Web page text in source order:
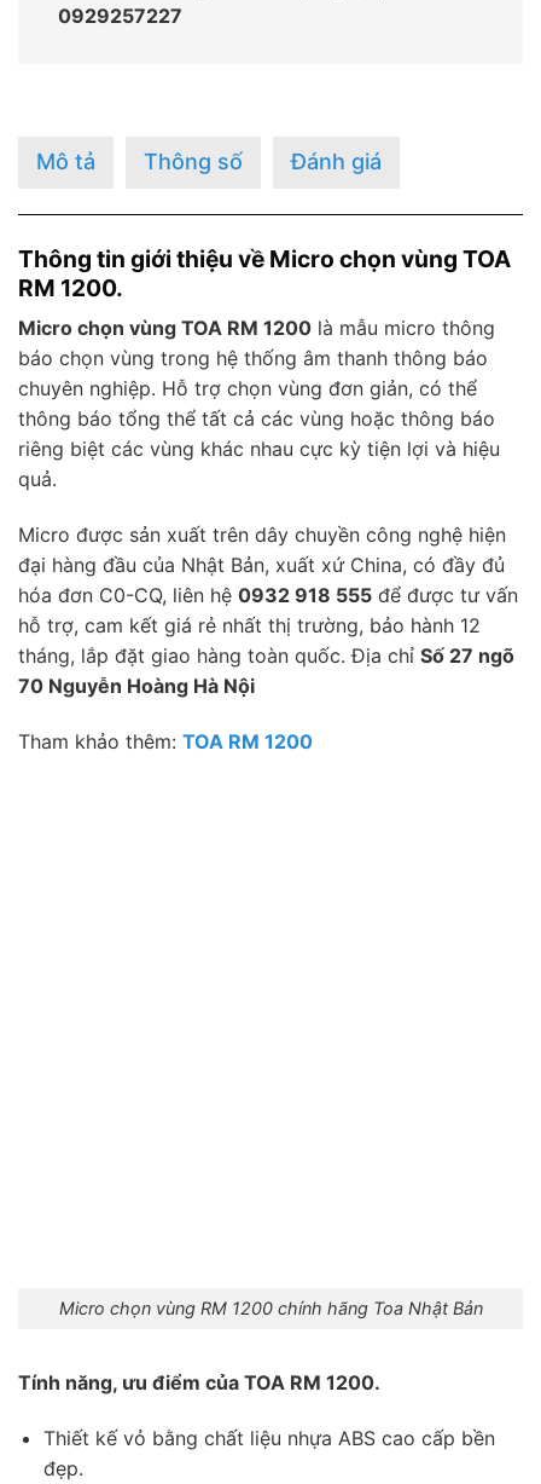
0929257227
Mô tả Thông số Đánh giá
Thông tin giới thiệu về Micro chọn vùng TOA
RM 1200.
Micro chọn vùng TOA RM 1200 là mẫu micro thông
báo chọn vùng trong hệ thống âm thanh thông báo
chuyên nghiệp. Hỗ trợ chọn vùng đơn giản, có thể
thông báo tổng thể tất cả các vùng hoặc thông báo
riêng biệt các vùng khác nhau cực kỳ tiện lợi và hiệu
quả.
Micro được sản xuất trên dây chuyền công nghệ hiện
đại hàng đầu của Nhật Bản, xuất xứ China, có đầy đủ
hóa đơn C0-CQ, liên hệ 0932 918 555 để được tư vấn
hỗ trợ, cam kết giá rẻ nhất thị trường, bảo hành 12
tháng, lắp đặt giao hàng toàn quốc. Địa chỉ Số 27 ngõ
70 Nguyễn Hoàng Hà Nội
Tham khảo thêm: TOA RM 1200
Micro chọn vùng RM 1200 chính hãng Toa Nhật Bản
Tính năng, ưu điểm của TOA RM 1200.
Thiết kế vỏ bằng chất liệu nhựa ABS cao cấp bền
đẹp.